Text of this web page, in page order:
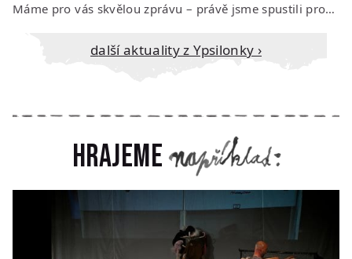
Máme pro vás skvělou zprávu – právě jsme spustili prodej vstupenek na říjen…
Další aktuality z Ypsilonky ›
Hrajeme